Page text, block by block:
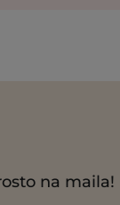
na maila!